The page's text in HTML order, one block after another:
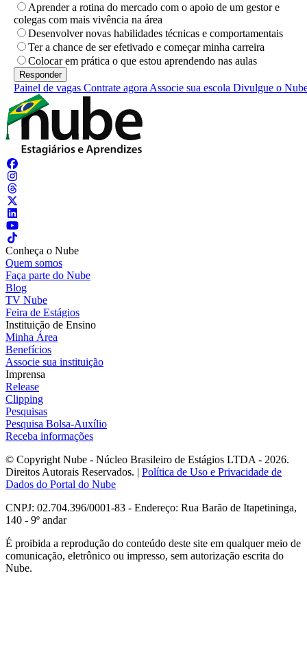
Aprender a rotina do mercado com o apoio de um gestor e
colegas com mais vivência na área
Desenvolver novas habilidades técnicas e comportamentais
Ter a chance de ser efetivado e começar minha carreira
Colocar em prática o que estou aprendendo nas aulas
Painel de vagas Contrate agora Associe sua escola Divulgue o
Conheça o Nube
Quem somos
Faça parte do Nube
Blog
TV Nube
Feira de Estágios
Instituição de Ensino
Minha Área
Benefícios
Associe sua instituição
Imprensa
Release
Clipping
Pesquisas
Pesquisa Bolsa-Auxílio
Receba informações
© Copyright Nube - Núcleo Brasileiro de Estágios LTDA - 2026.
Direitos Autorais Reservados. | Política de Uso e Privacidade de
Dados do Portal do Nube
CNPJ: 02.704.396/0001-83 - Endereço: Rua Barão de Itapetininga,
140 - 9º andar
É proibida a reprodução do conteúdo deste site em qualquer meio de
comunicação, eletrônico ou impresso, sem autorização escrita do
Nube.